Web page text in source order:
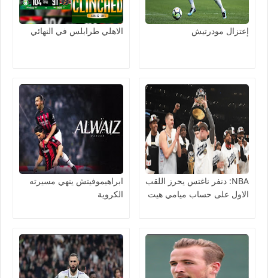
إعتزال مودرتيش الاهلي طرابلس في النهائي
NBA: دنفر ناغتس يحرز اللقب
الاول على حساب ميامي هيت
ابراهيموفيتش ينهي مسيرته
الكروية